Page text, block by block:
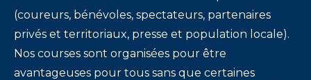
(coureurs, bénévoles, spectateurs, partenaires
privés et territoriaux, presse et population locale).
Nos courses sont organisées pour être
avantageuses pour tous sans que certaines